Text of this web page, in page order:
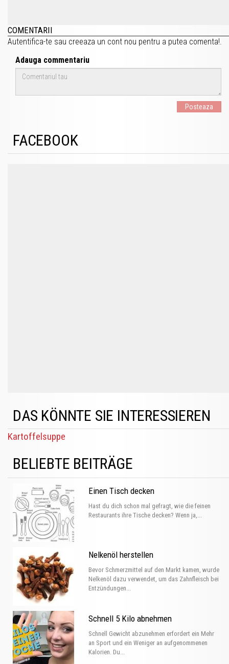
COMENTARII
Autentifica-te sau creeaza un cont nou pentru a putea comenta!.
Adauga commentariu
Posteaza
FACEBOOK
DAS KÖNNTE SIE INTERESSIEREN
Kartoffelsuppe
BELIEBTE BEITRÄGE
Einen Tisch decken
Hast du dich schon mal gefragt, wie die feinen
Restaurants ihre Tische decken? Wenn ja,...
Nelkenöl herstellen
Bevor Schmerzmittel auf den Markt kamen, wurde
Nelkenöl dazu verwendet, um das Zahnfleisch bei
Entzündungen...
Schnell 5 Kilo abnehmen
Schnell Gewicht abzunehmen erfordert ein Mehr
an Sport und ein Weniger an aufgenommenen
Kalorien. Du...